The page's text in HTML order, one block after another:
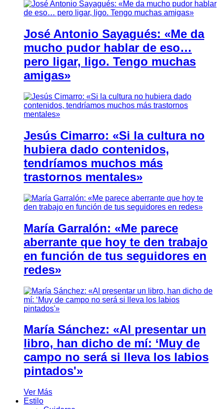
José Antonio Sayagués: «Me da
mucho pudor hablar de eso…
pero ligar, ligo. Tengo muchas
amigas»
Jesús Cimarro: «Si la cultura no
hubiera dado contenidos,
tendríamos muchos más
trastornos mentales»
María Garralón: «Me parece
aberrante que hoy te den trabajo
en función de tus seguidores en
redes»
María Sánchez: «Al presentar un
libro, han dicho de mí: ‘Muy de
campo no será si lleva los labios
pintados'»
Ver Más
Estilo